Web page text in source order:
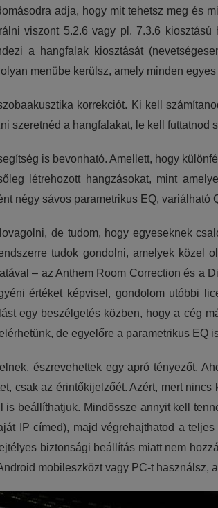
adja, hogy mit tehetsz meg és
viszont 5.2.6 vagy pl. 7.3.6
a hangfalak kiosztását
menübe kerülsz, amely minden
korrekciót. Ki kell
szeretnéd a hangfalakat, le kell
is bevonható. Amellett, hogy
létrehozott hangzásokat, mint
négy sávos parametrikus EQ,
de tudom, hogy egyeseknek
tudok gondolni, amelyek közel
– az Anthem Room Correction és a
értéket képvisel, gondolom utóbbi
egy beszélgetés közben, hogy a cég
de egyelőre a parametrikus EQ
észrevehettek egy apró tényezőt.
csak az érintőkijelzőét. Azért, mert
is beállíthatjuk. Mindössze annyit kell
IP címed), majd végrehajthatod a
biztonsági beállítás miatt nem
mobileszközt vagy PC-t használsz,